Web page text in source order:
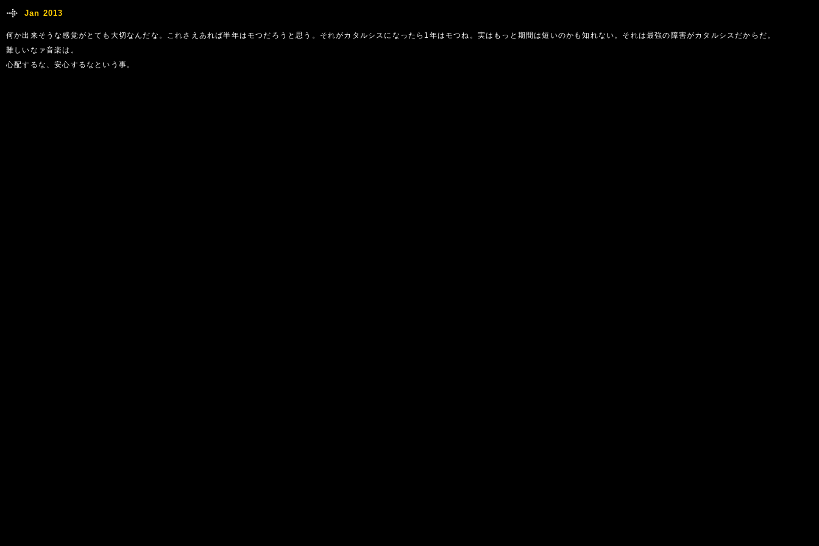
Jan 2013
何か出来そうな感覚がとても大切なんだな。これさえあれば半年はモつだろうと思う。それがカタルシスになったら1年はモつね。実はもっと期間は短いのかも知れない。それは最強の障害がカタルシスだからだ。
難しいなァ音楽は。
心配するな、安心するなという事。